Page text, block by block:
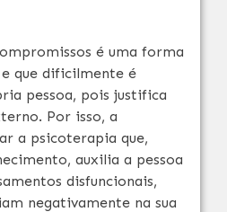
é uma forma
que dificilmente é
pessoa, pois justifica
Por isso, a
a psicoterapia que,
auxilia a pessoa
disfuncionais,
negativamente na sua